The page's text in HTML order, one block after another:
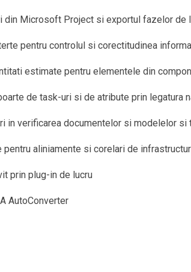
din Microsoft Project si exportul fazelor
pentru controlul si corectitudinea
estimate pentru elementele din
de task-uri si de atribute prin legatura
in verificarea documentelor si modelelor
aliniamente si corelari de
prin plug-in de lucru
AutoConverter